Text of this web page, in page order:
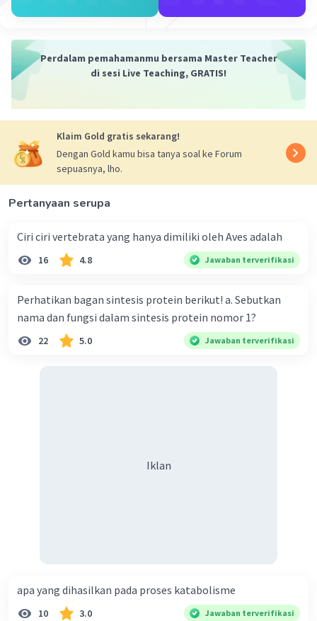
menghasilkan ATP (adenosin trifosfat). ATP adalah
5. Fase Pembentukan NADPH: Selain ATP, fase terang
juga menghasilkan NADPH (nikotinamida adenin
dinukleotida fosfat tereduksi). NADPH berperan penting
respirasi sel.
NADPH digunakan untuk mengubah CO2 menjadi glukosa
melalui serangkaian reaksi kimia. Glukosa yang
dihasilkan akan digunakan sebagai sumber energi dan
bahan bangunan untuk sel-sel tumbuhan
Perdalam pemahamanmu bersama Master Teacher
di sesi Live Teaching, GRATIS!
Klaim Gold gratis sekarang!
Dengan Gold kamu bisa tanya soal ke Forum
sepuasnya, lho.
Pertanyaan serupa
Ciri ciri vertebrata yang hanya dimiliki oleh Aves adalah
16 4.8 Jawaban terverifikasi
Perhatikan bagan sintesis protein berikut! a. Sebutkan
nama dan fungsi dalam sintesis protein nomor 1?
22 5.0 Jawaban terverifikasi
Iklan
apa yang dihasilkan pada proses katabolisme
10 3.0 Jawaban terverifikasi